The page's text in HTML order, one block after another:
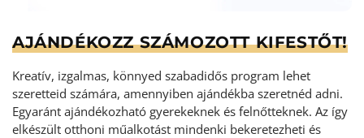
AJÁNDÉKOZZ SZÁMOZOTT KIFESTŐT!
Kreatív, izgalmas, könnyed szabadidős program lehet
szeretteid számára, amennyiben ajándékba szeretnéd adni.
Egyaránt ajándékozható gyerekeknek és felnőtteknek. Az így
elkészült otthoni műalkotást mindenki bekeretezheti és